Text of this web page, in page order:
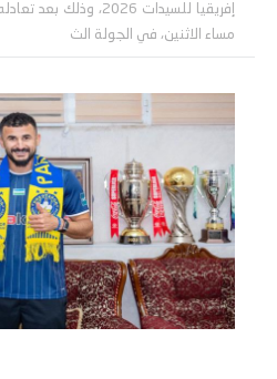
إفريقيا للسيدات 2026،
مساء الاثنين، في الجولة الث